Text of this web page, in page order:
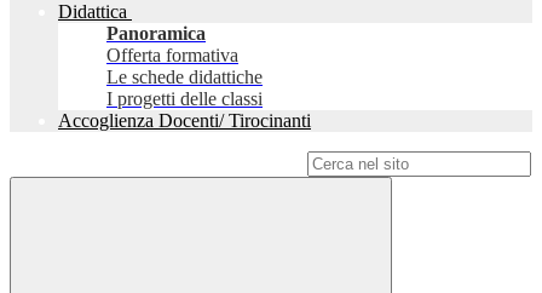
Didattica
Panoramica
Offerta formativa
Le schede didattiche
I progetti delle classi
Accoglienza Docenti/ Tirocinanti